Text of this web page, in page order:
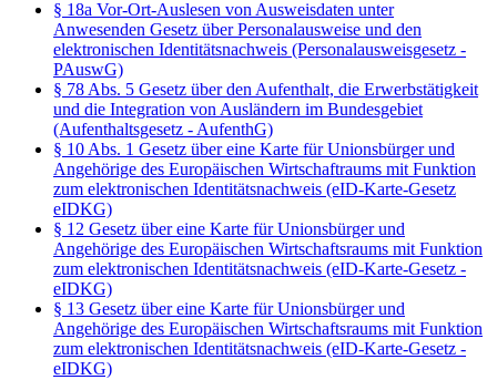
§ 18a Vor-Ort-Auslesen von Ausweisdaten unter
Anwesenden Gesetz über Personalausweise und den
elektronischen Identitätsnachweis (Personalausweisgesetz -
PAuswG)
§ 78 Abs. 5 Gesetz über den Aufenthalt, die Erwerbstätigkeit
und die Integration von Ausländern im Bundesgebiet
(Aufenthaltsgesetz - AufenthG)
§ 10 Abs. 1 Gesetz über eine Karte für Unionsbürger und
Angehörige des Europäischen Wirtschaftraums mit Funktion
zum elektronischen Identitätsnachweis (eID-Karte-Gesetz
eIDKG)
§ 12 Gesetz über eine Karte für Unionsbürger und
Angehörige des Europäischen Wirtschaftsraums mit Funktion
zum elektronischen Identitätsnachweis (eID-Karte-Gesetz -
eIDKG)
§ 13 Gesetz über eine Karte für Unionsbürger und
Angehörige des Europäischen Wirtschaftsraums mit Funktion
zum elektronischen Identitätsnachweis (eID-Karte-Gesetz -
eIDKG)